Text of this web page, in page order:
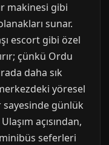
makinesi gibi
sunar.
escort gibi özel
çünkü Ordu
daha sık
yöresel
sayesinde günlük
açısından,
seferleri